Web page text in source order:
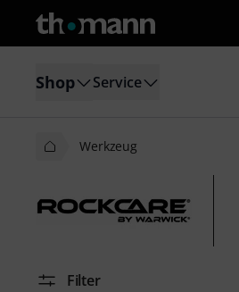
Shop Service
Werkzeug
Filter